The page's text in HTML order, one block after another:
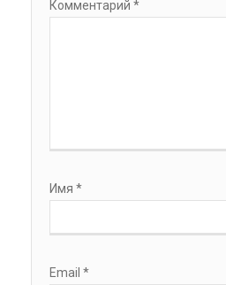
Комментарий *
Имя *
Email *